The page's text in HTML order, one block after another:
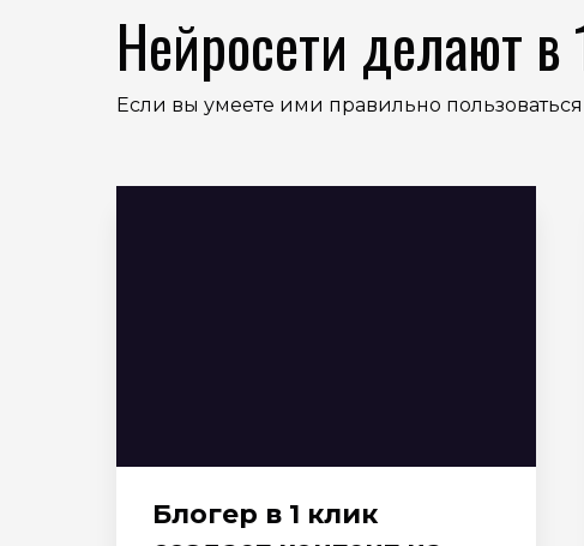
Нейросети делают
Если вы умеете ими правильно пользоваться
Блогер в 1 клик